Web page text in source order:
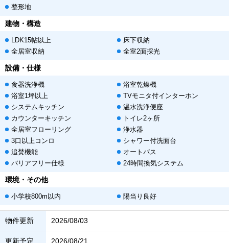
整形地
建物・構造
LDK15帖以上
床下収納
全居室収納
全室2面採光
設備・仕様
食器洗浄機
浴室乾燥機
浴室1坪以上
TVモニタ付インターホン
システムキッチン
温水洗浄便座
カウンターキッチン
トイレ2ヶ所
全居室フローリング
浄水器
3口以上コンロ
シャワー付洗面台
追焚機能
オートバス
バリアフリー仕様
24時間換気システム
環境・その他
小学校800m以内 陽当り良好
物件更新 2026/08/03
更新予定 2026/08/21